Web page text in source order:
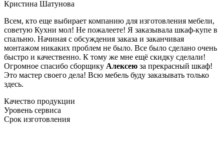
Кристина Шатунова
Всем, кто еще выбирает компанию для изготовления мебели,
советую Кухни мол! Не пожалеете! Я заказывала шкаф-купе в
спальню. Начиная с обсуждения заказа и заканчивая
монтажом никаких проблем не было. Все было сделано очень
быстро и качественно. К тому же мне ещё скидку сделали!
Огромное спасибо сборщику Алексею за прекрасный шкаф!
Это мастер своего дела! Всю мебель буду заказывать только
здесь.
Качество продукции
Уровень сервиса
Срок изготовления